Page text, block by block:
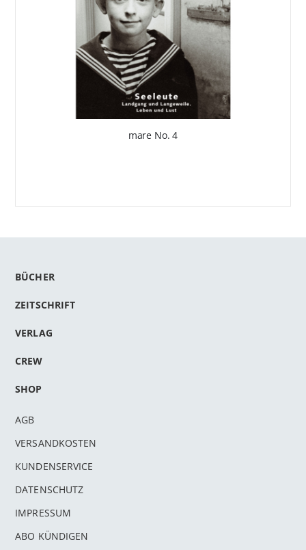
mare No. 4
BÜCHER
ZEITSCHRIFT
VERLAG
CREW
SHOP
AGB
VERSANDKOSTEN
KUNDENSERVICE
DATENSCHUTZ
IMPRESSUM
ABO KÜNDIGEN